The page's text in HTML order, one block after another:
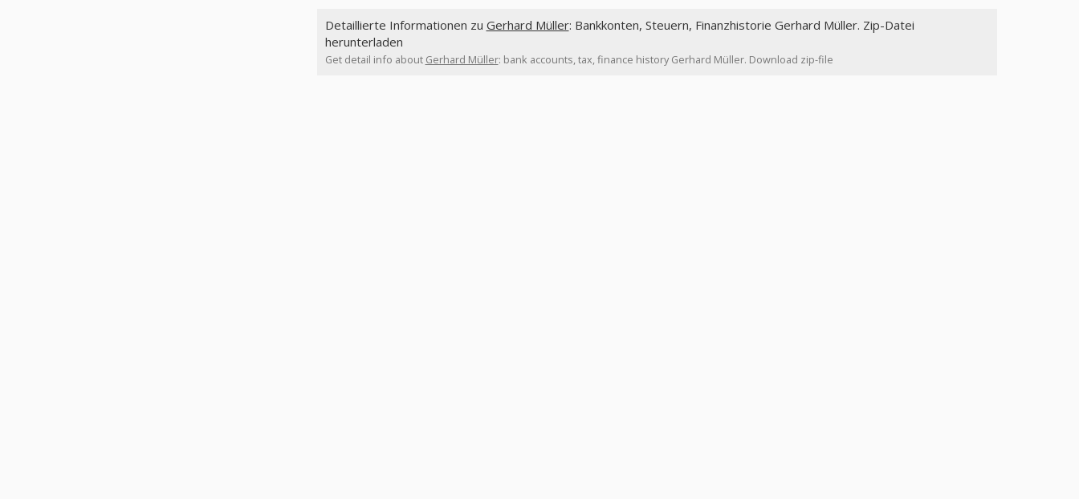
Detaillierte Informationen zu Gerhard Müller: Bankkonten, Steuern, Finanzhistorie Gerhard Müller. Zip-Datei
herunterladen
Get detail info about Gerhard Müller: bank accounts, tax, finance history Gerhard Müller. Download zip-file